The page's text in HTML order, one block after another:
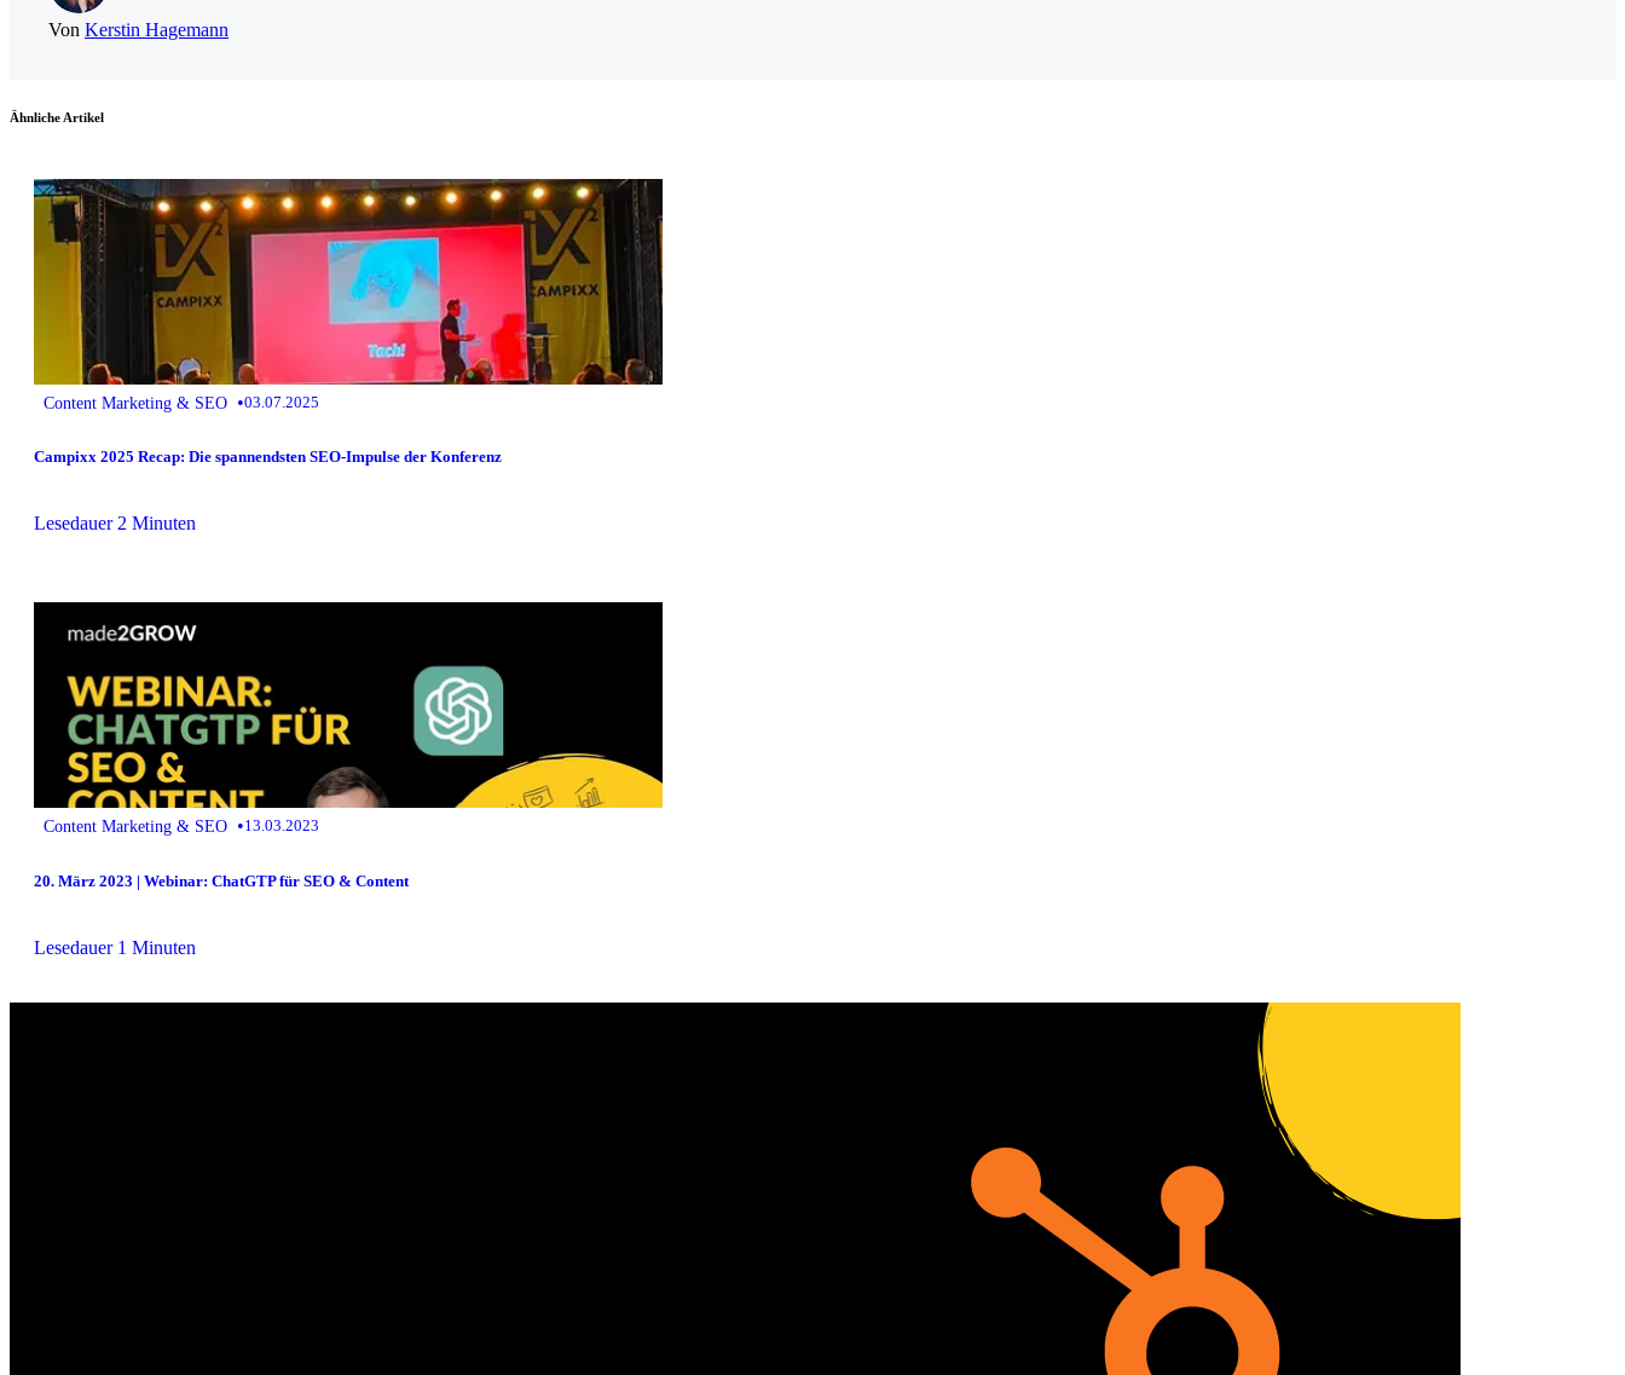
Von Kerstin Hagemann
Ähnliche Artikel
Content Marketing & SEO •03.07.2025
Campixx 2025 Recap: Die spannendsten SEO-Impulse der Konferenz
Lesedauer 2 Minuten
Content Marketing & SEO •13.03.2023
20. März 2023 | Webinar: ChatGTP für SEO & Content
Lesedauer 1 Minuten